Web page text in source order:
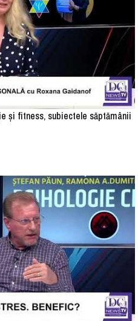
și fitness, subiectele săptămânii